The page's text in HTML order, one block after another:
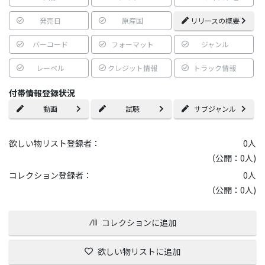
発売日 原産国 リリースの概要
バーコード フォーマット ジャンル
レーベル クレジット情報 トラック情報
付帯情報登録状況
動画 試聴 サブジャンル
欲しい物リスト登録者： 0人
（公開：0人)
コレクション登録者：
0人
（公開：0人)
コレクションに追加
欲しい物リストに追加